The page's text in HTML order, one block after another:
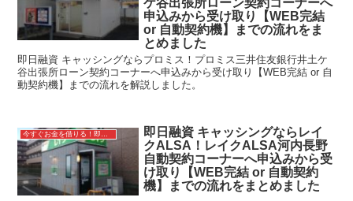
ケ谷出張所ローン契約コーナーへ
申込みから受け取り【WEB完結
or 自動契約機】までの流れをま
とめました
即日融資 キャッシングならプロミス！プロミス三井住友銀行井土ケ
谷出張所ローン契約コーナーへ申込みから受け取り【WEB完結 or 自
動契約機】までの流れを解説しました。
今すぐお金を借りる！即日融資キャッシング
即日融資 キャッシングならレイ
クALSA！レイクALSA河内長野
自動契約コーナーへ申込みから受
け取り【WEB完結 or 自動契約
機】までの流れをまとめました